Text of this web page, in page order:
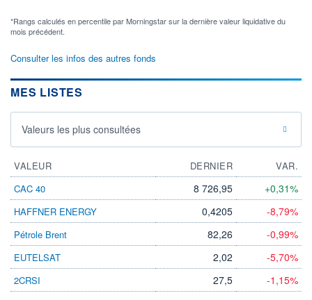
*Rangs calculés en percentile par Morningstar sur la dernière valeur liquidative du
mois précédent.
Consulter les infos des autres fonds
MES LISTES
Valeurs les plus consultées
VALEUR DERNIER
VAR.
CAC 40
8 726,95 +0,31%
HAFFNER ENERGY 0,4205 -8,79%
Pétrole Brent 82,26 -0,99%
EUTELSAT 2,02 -5,70%
2CRSI 27,5 -1,15%